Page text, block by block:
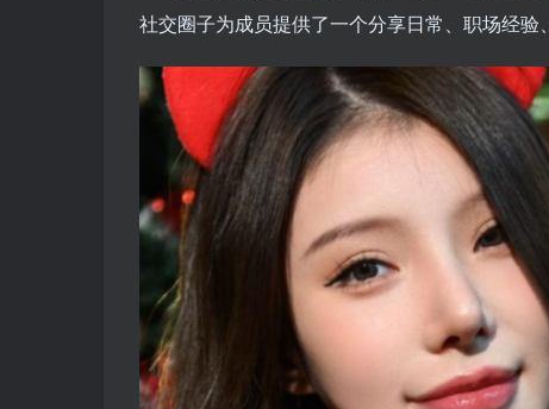
社交圈子为成员提供了一个分享日常、职场经